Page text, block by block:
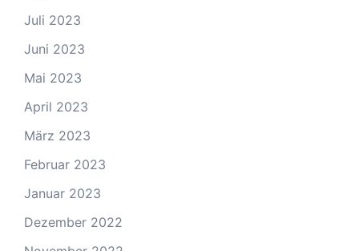
Juli 2023
Juni 2023
Mai 2023
April 2023
März 2023
Februar 2023
Januar 2023
Dezember 2022